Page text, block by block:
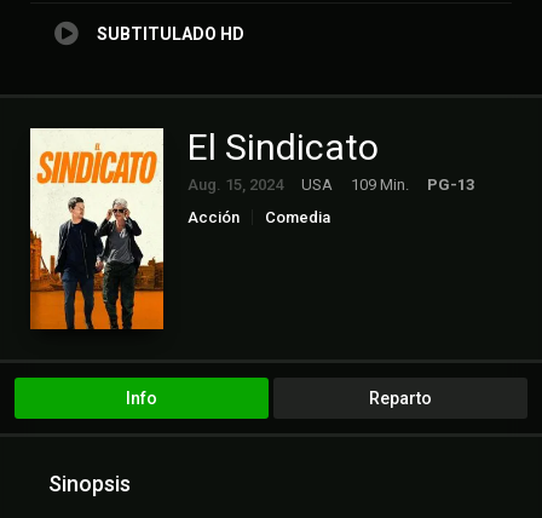
SUBTITULADO HD
El Sindicato
Aug. 15, 2024 USA 109 Min.
PG-13
Acción
Comedia
Info Reparto
Sinopsis